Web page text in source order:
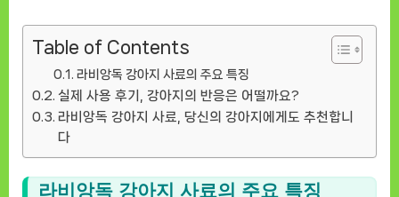
Table of Contents
라비앙독 강아지 사료의 주요 특징
실제 사용 후기, 강아지의 반응은 어떨까요?
라비앙독 강아지 사료, 당신의 강아지에게도 추천합니
다
라비앙독 강아지 사료의 주요 특징